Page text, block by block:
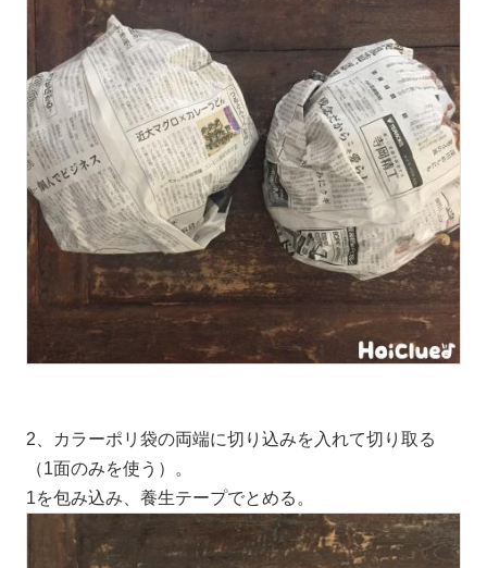
2、カラーポリ袋の両端に切り込みを入れて切り取る
（1面のみを使う）。
1を包み込み、養生テープでとめる。